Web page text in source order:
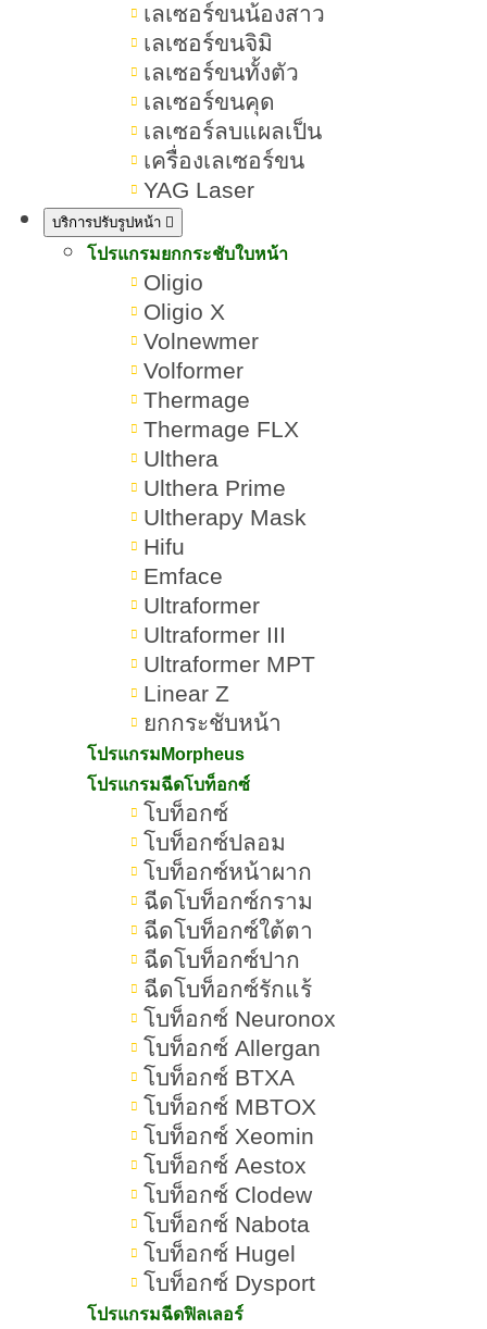
เลเซอร์ขนน้องสาว
เลเซอร์ขนจิมิ
เลเซอร์ขนทั้งตัว
เลเซอร์ขนคุด
เลเซอร์ลบแผลเป็น
เครื่องเลเซอร์ขน
YAG Laser
บริการปรับรูปหน้า
โปรแกรมยกกระชับใบหน้า
Oligio
Oligio X
Volnewmer
Volformer
Thermage
Thermage FLX
Ulthera
Ulthera Prime
Ultherapy Mask
Hifu
Emface
Ultraformer
Ultraformer III
Ultraformer MPT
Linear Z
ยกกระชับหน้า
โปรแกรมMorpheus
โปรแกรมฉีดโบท็อกซ์
โบท็อกซ์
โบท็อกซ์ปลอม
โบท็อกซ์หน้าผาก
ฉีดโบท็อกซ์กราม
ฉีดโบท็อกซ์ใต้ตา
ฉีดโบท็อกซ์ปาก
ฉีดโบท็อกซ์รักแร้
โบท็อกซ์ Neuronox
โบท็อกซ์ Allergan
โบท็อกซ์ BTXA
โบท็อกซ์ MBTOX
โบท็อกซ์ Xeomin
โบท็อกซ์ Aestox
โบท็อกซ์ Clodew
โบท็อกซ์ Nabota
โบท็อกซ์ Hugel
โบท็อกซ์ Dysport
โปรแกรมฉีดฟิลเลอร์
ริ้วรอยคืออะไร ลักษณะอย่างไร
ริ้วรอยเกิดจากสาเหตุอะไรบ้าง
1.ริ้วรอยเกิดจากอายุที่เพิ่มขึ้น
2.ริ้วรอยเกิดจากแสงแดด
3.ริ้วรอยเกิดจากการแสดงสีหน้า
4.ริ้วรอยเกิดจากการสูญเสียความชุ่ม
ชื้นของผิว
5.ริ้วรอยเกิดจากพฤติกรรมการใช้
6.ริ้วรอยเกิดจากมลภาวะและอนุมูล
7.ริ้วรอยเกิดจากโครงสร้างผิวและ
พันธุกรรม
8.ริ้วรอยเกิดจากการลดลงของไขมัน
ในชั้นผิว
9.ริ้วรอยเกิดจากการดูแลผิวไม่เหมาะ
สม
10.ริ้วรอยเกิดจากโภชนาการที่ไม่
เหมาะสม
ริ้วรอยมีกี่ประเภท อะไรบ้าง
1.ริ้วรอยจากการแสดงสีหน้า
2.ริ้วรอยถาวร
3.ริ้วรอยตื้น
บริเวณไหนที่เกิดริ้วรอยบ่อย ๆ
1.ริ้วรอยหน้าผาก
2.ริ้วรอยระหว่างคิ้ว
3.ริ้วรอยหางตา (รอยตีนกา)
4.ริ้วรอยใต้ตา